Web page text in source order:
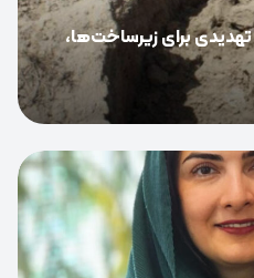
برای زیرساخت‌ها،